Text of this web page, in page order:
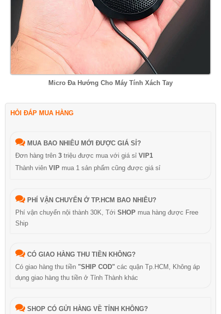
Micro Đa Hướng Cho Máy Tính Xách Tay
HỎI ĐÁP MUA HÀNG
MUA BAO NHIÊU MỚI ĐƯỢC GIÁ SỈ?
Đơn hàng trên 3 triệu được mua với giá sỉ VIP1
Thành viên VIP mua 1 sản phẩm cũng được giá sỉ
PHÍ VẬN CHUYỂN Ở TP.HCM BAO NHIÊU?
Phí vận chuyển nội thành 30K, Tới SHOP mua hàng được Free
Ship
CÓ GIAO HÀNG THU TIỀN KHÔNG?
Có giao hàng thu tiền "SHIP COD" các quận Tp.HCM, Không áp
dụng giao hàng thu tiền ở Tỉnh Thành khác
SHOP CÓ GỬI HÀNG VỀ TỈNH KHÔNG?